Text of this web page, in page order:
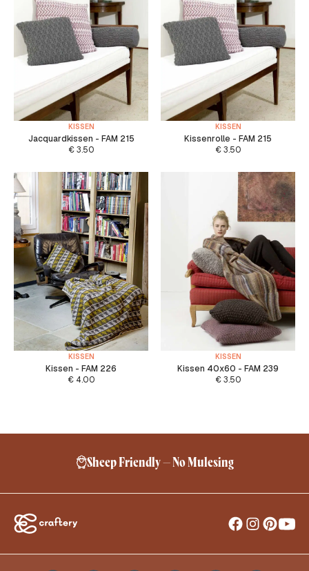
KISSEN
Jacquardkissen - FAM 215
€3.50
KISSEN
Kissenrolle - FAM 215
€3.50
KISSEN
Kissen - FAM 226
€4.00
KISSEN
Kissen 40x60 - FAM 239
€3.50
Sheep Friendly – No Mulesing